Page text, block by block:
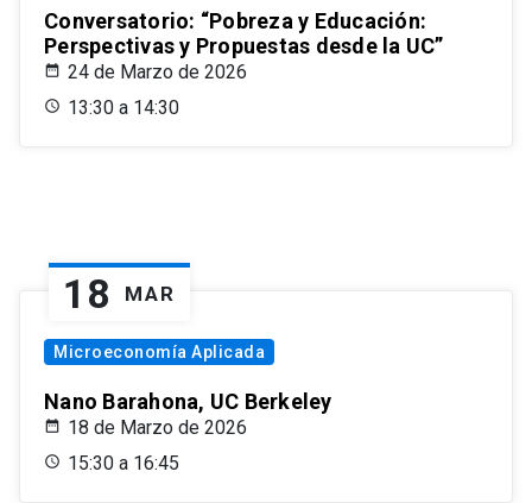
Conversatorio: “Pobreza y Educación:
Perspectivas y Propuestas desde la UC”
24 de Marzo de 2026
13:30 a 14:30
18 MAR
Microeconomía Aplicada
Nano Barahona, UC Berkeley
18 de Marzo de 2026
15:30 a 16:45